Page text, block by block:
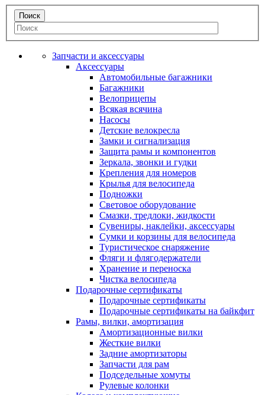
Запчасти и аксессуары
Аксессуары
Автомобильные багажники
Багажники
Велоприцепы
Всякая всячина
Насосы
Детские велокресла
Замки и сигнализация
Защита рамы и компонентов
Зеркала, звонки и гудки
Крепления для номеров
Крылья для велосипеда
Подножки
Световое оборудование
Смазки, тредлоки, жидкости
Сувениры, наклейки, аксессуары
Сумки и корзины для велосипеда
Туристическое снаряжение
Фляги и флягодержатели
Хранение и переноска
Чистка велосипеда
Подарочные сертификаты
Подарочные сертификаты
Подарочные сертификаты на байкфит
Рамы, вилки, амортизация
Амортизационные вилки
Жесткие вилки
Задние амортизаторы
Запчасти для рам
Подседельные хомуты
Рулевые колонки